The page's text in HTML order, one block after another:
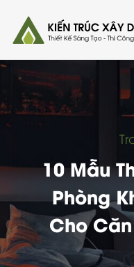
10 Mẫu
Phòng
Cho